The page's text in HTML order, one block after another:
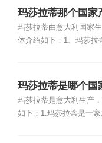
玛莎拉蒂那个国家
玛莎拉蒂由意大利国家
体介绍如下：1、玛莎拉
玛莎拉蒂是哪个国
玛莎拉蒂是意大利生产
如下：1.玛莎拉蒂是一